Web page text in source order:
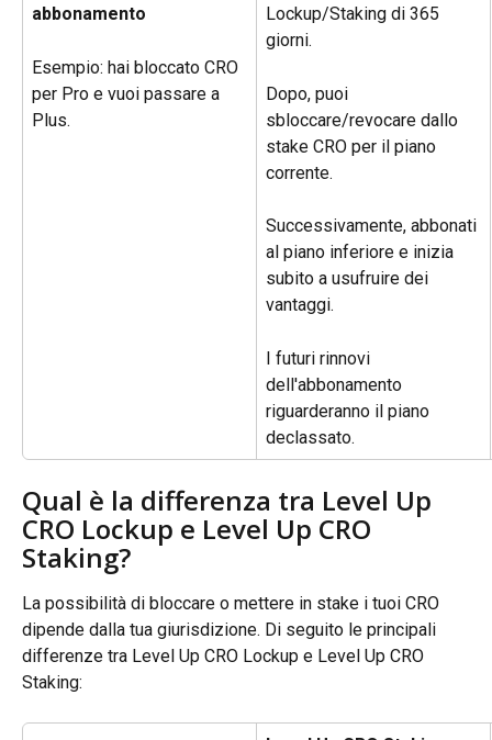
abbonamento
Esempio: hai bloccato CRO
per Pro e vuoi passare a
Plus.
Lockup/Staking di 365
giorni.
Dopo, puoi
sbloccare/revocare dallo
stake CRO per il piano
corrente.
Successivamente, abbonati
al piano inferiore e inizia
subito a usufruire dei
vantaggi.
I futuri rinnovi
dell'abbonamento
riguarderanno il piano
declassato.
Qual è la differenza tra Level Up
CRO Lockup e Level Up CRO
Staking?
La possibilità di bloccare o mettere in stake i tuoi CRO
dipende dalla tua giurisdizione. Di seguito le principali
differenze tra Level Up CRO Lockup e Level Up CRO
Staking: